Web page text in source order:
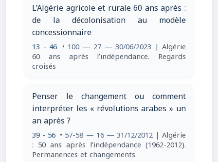
L’Algérie agricole et rurale 60 ans après :
de la décolonisation au modèle
concessionnaire
13 - 46 • 100 — 27 — 30/06/2023 | Algérie
60 ans après l’indépendance. Regards
croisés
Penser le changement ou comment
interpréter les « révolutions arabes » un
an après ?
39 - 56 • 57-58 — 16 — 31/12/2012 | Algérie
: 50 ans après l’indépendance (1962-2012).
Permanences et changements